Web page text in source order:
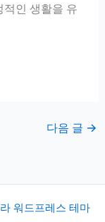
적인 생활을 유
다음 글 →
워드프레스 테마